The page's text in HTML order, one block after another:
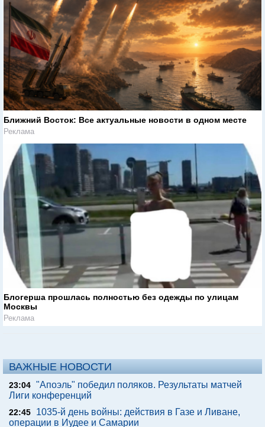
Ближний Восток: Все актуальные новости в одном месте
Реклама
Блогерша прошлась полностью без одежды по улицам
Москвы
Реклама
ВАЖНЫЕ НОВОСТИ
23:04 "Апоэль" победил поляков. Результаты матчей
Лиги конференций
22:45
1035-й день войны: действия в Газе и Ливане,
операции в Иудее и Самарии